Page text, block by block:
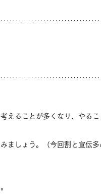
えることが多くなり、やるこ
ましょう。（今回割と宣伝多